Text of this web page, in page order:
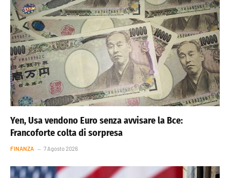
Yen, Usa vendono Euro senza avvisare la Bce:
Francoforte colta di sorpresa
FINANZA 7 Agosto 2026